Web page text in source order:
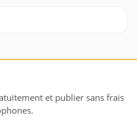
et publier sans frais